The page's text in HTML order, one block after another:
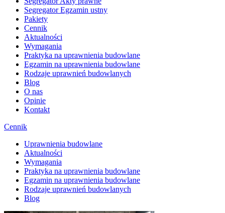
Segregator Egzamin ustny
Pakiety
Cennik
Aktualności
Wymagania
Praktyka na uprawnienia budowlane
Egzamin na uprawnienia budowlane
Rodzaje uprawnień budowlanych
Blog
O nas
Opinie
Kontakt
Cennik
Uprawnienia budowlane
Aktualności
Wymagania
Praktyka na uprawnienia budowlane
Egzamin na uprawnienia budowlane
Rodzaje uprawnień budowlanych
Blog